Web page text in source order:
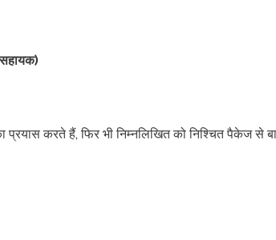
करते हैं, फिर भी निम्नलिखित को निश्चित पैकेज से